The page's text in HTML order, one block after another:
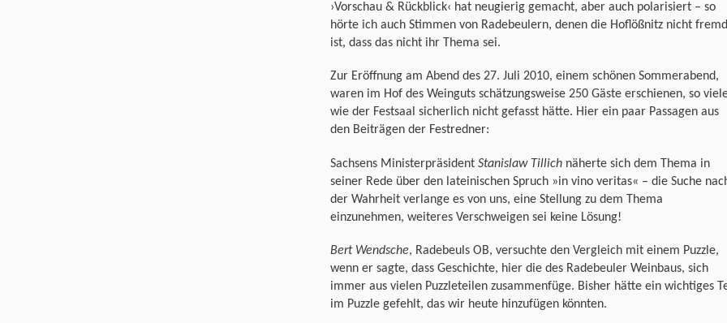
›Vorschau & Rückblick‹ hat neugierig gemacht, aber auch polarisiert – so
hörte ich auch Stimmen von Radebeulern, denen die Hoflößnitz nicht fremd
ist, dass das nicht ihr Thema sei.
Zur Eröffnung am Abend des 27. Juli 2010, einem schönen Sommerabend,
waren im Hof des Weinguts schätzungsweise 250 Gäste erschienen, so
wie der Festsaal sicherlich nicht gefasst hätte. Hier ein paar Passagen aus
den Beiträgen der Festredner:
Sachsens Ministerpräsident Stanislaw Tillich näherte sich dem Thema in
seiner Rede über den lateinischen Spruch »in vino veritas« – die Suche
der Wahrheit verlange es von uns, eine Stellung zu dem Thema
einzunehmen, weiteres Verschweigen sei keine Lösung!
Bert Wendsche, Radebeuls OB, versuchte den Vergleich mit einem Puzzle,
wenn er sagte, dass Geschichte, hier die des Radebeuler Weinbaus, sich
immer aus vielen Puzzleteilen zusammenfüge. Bisher hätte ein wichtiges
im Puzzle gefehlt, das wir heute hinzufügen könnten.